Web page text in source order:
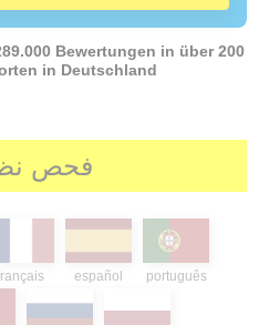
Bewertungen in über 200
in Deutschland
فحص
español português